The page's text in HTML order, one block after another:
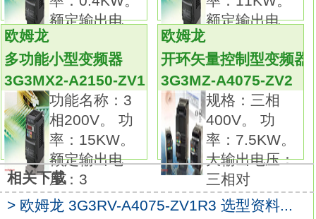
CX-Drive软件。
DeviceNet通信对应。
多功能输入输出功能。
多彩的功能。
制动晶体管内置。
保护功能。功能名称：3相200V。
功率：11KW。
额定输出电压：3相、200～240V(输出电压无
法超过输入电压)欧姆龙3G3MX2-A4075-Z手
册。
内置制动单元(制动电阻需另配)。
额定输出电
额定输出电
欧姆龙
多功能小型变频器
3G3MX2-A2150-ZV1
功能名称：3
相200V。 功
率：15KW。
额定输出电
压：3
欧姆龙
开环矢量控制型变频器
3G3MZ-A4075-ZV2
规格：三相
400V。 功
率：7.5KW。
大输出电压：
三相对
相关下载
> 欧姆龙 3G3RV-A4075-ZV1R3 选型资料...